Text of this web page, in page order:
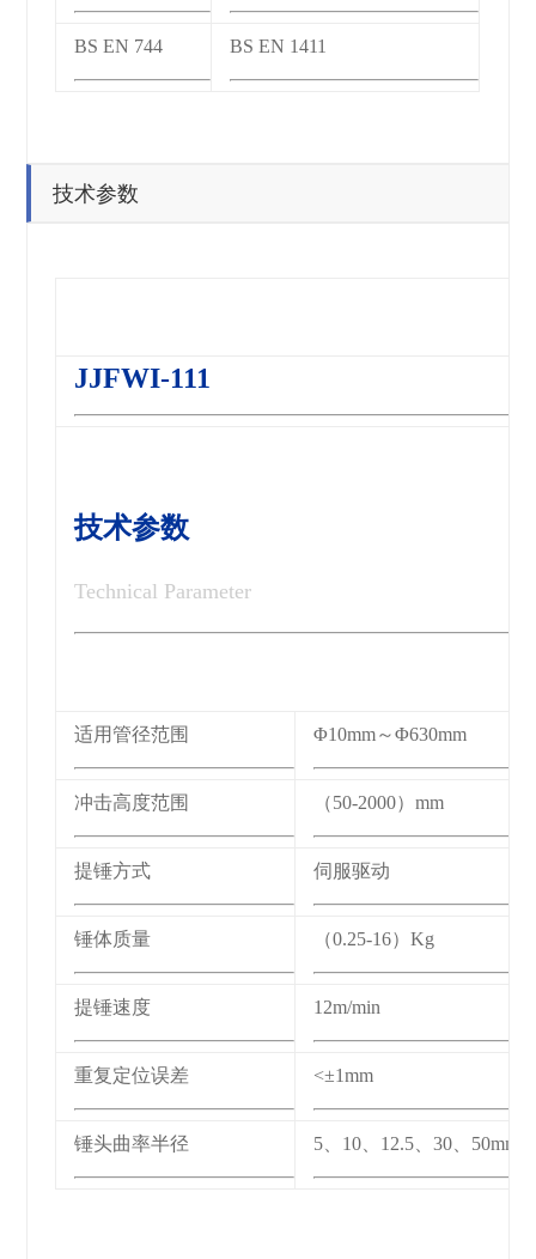
BS EN 744 BS EN 1411
技术参数
JJFWI-111
技术参数
Technical Parameter
适用管径范围 Φ10mm～Φ630mm
冲击高度范围 （50-2000）mm
提锤方式 伺服驱动
锤体质量 （0.25-16）Kg
提锤速度 12m/min
重复定位误差 <±1mm
锤头曲率半径 5、10、12.5、30、50mm